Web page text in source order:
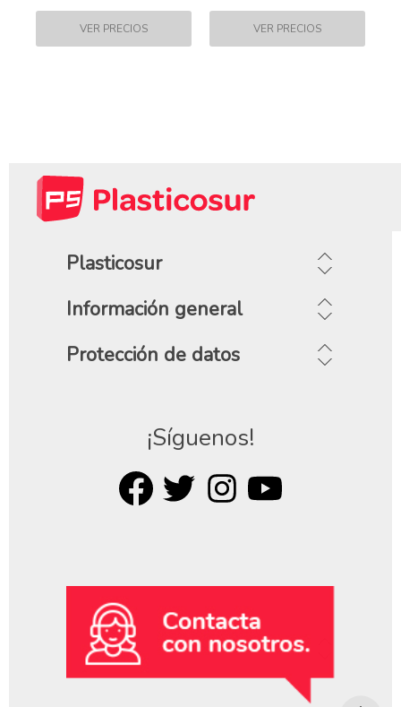
Plasticosur
Información general
Protección de datos
¡Síguenos!